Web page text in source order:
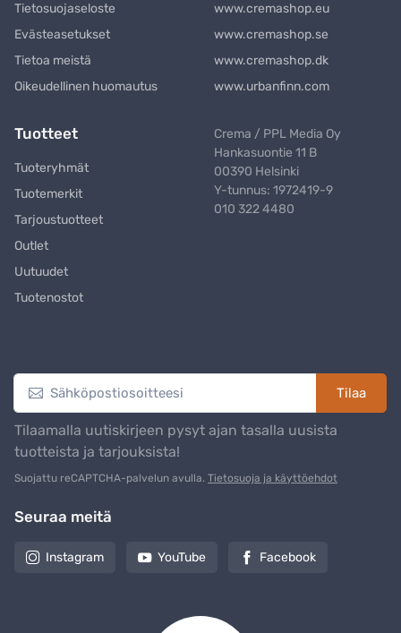
Tietosuojaseloste
Evästeasetukset
Tietoa meistä
Oikeudellinen huomautus
www.cremashop.eu
www.cremashop.se
www.cremashop.dk
www.urbanfinn.com
Tuotteet
Tuoteryhmät
Tuotemerkit
Tarjoustuotteet
Outlet
Uutuudet
Tuotenostot
Crema / PPL Media Oy
Hankasuontie 11 B
00390 Helsinki
Y-tunnus: 1972419-9
010 322 4480
Tilaa
Tilaamalla uutiskirjeen pysyt ajan tasalla uusista
tuotteista ja tarjouksista!
Suojattu reCAPTCHA-palvelun avulla. Tietosuoja ja käyttöehdot
Seuraa meitä
Instagram YouTube Facebook